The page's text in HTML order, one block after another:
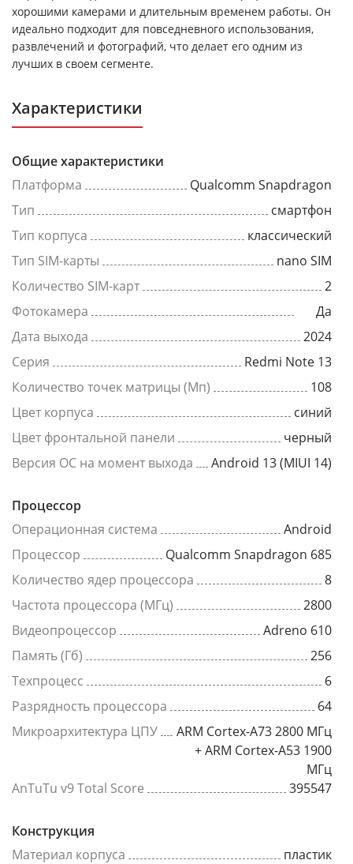
хорошими камерами и длительным временем работы. Он
идеально подходит для повседневного использования,
развлечений и фотографий, что делает его одним из
лучших в своем сегменте.
Характеристики
Общие характеристики
Платформа
Qualcomm Snapdragon
Тип
смартфон
Тип корпуса
классический
Тип SIM-карты
nano SIM
Количество SIM-карт
2
Фотокамера
Да
Дата выхода
2024
Серия
Redmi Note 13
Количество точек матрицы (Мп)
108
Цвет корпуса
синий
Цвет фронтальной панели
черный
Версия ОС на момент выхода
Android 13 (MIUI 14)
Процессор
Операционная система
Android
Процессор
Qualcomm Snapdragon 685
Количество ядер процессора
8
Частота процессора (МГц)
2800
Видеопроцессор
Adreno 610
Память (Гб)
256
Техпроцесс
6
Разрядность процессора
64
Микроархитектура ЦПУ
ARM Cortex-A73 2800 МГц
+ ARM Cortex-A53 1900
МГц
AnTuTu v9 Total Score
395547
Конструкция
Материал корпуса
пластик